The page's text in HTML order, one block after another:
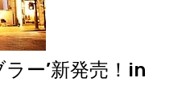
ー’新発売！in